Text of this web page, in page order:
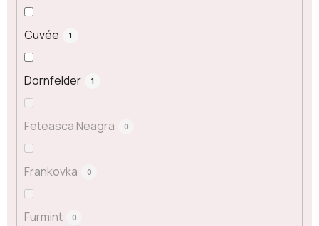
Cuvée 1
Dornfelder 1
Feteasca Neagra 0
Frankovka 0
Furmint 0